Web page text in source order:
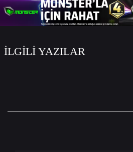
İLGİLİ YAZILAR